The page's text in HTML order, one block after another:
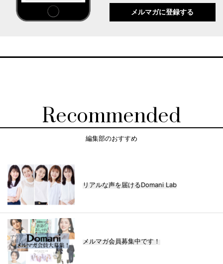
メルマガに登録する
Recommended
編集部のおすすめ
リアルな声を届けるDomani Lab
メルマガ会員募集中です！